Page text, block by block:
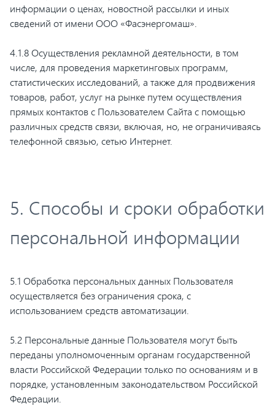
информации о ценах, новостной рассылки и иных
сведений от имени ООО «Фасэнергомаш».
4.1.8 Осуществления рекламной деятельности, в том
числе, для проведения маркетинговых программ,
статистических исследований, а также для продвижения
товаров, работ, услуг на рынке путем осуществления
прямых контактов с Пользователем Сайта с помощью
различных средств связи, включая, но, не ограничиваясь
телефонной связью, сетью Интернет.
5. Способы и сроки обработки
персональной информации
5.1 Обработка персональных данных Пользователя
осуществляется без ограничения срока, с
использованием средств автоматизации.
5.2 Персональные данные Пользователя могут быть
переданы уполномоченным органам государственной
власти Российской Федерации только по основаниям и в
порядке, установленным законодательством Российской
Федерации.